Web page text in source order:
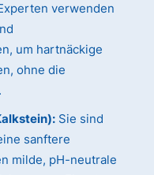
verwenden
um hartnäckige
ohne die
Sie sind
sanftere
milde, pH-neutrale